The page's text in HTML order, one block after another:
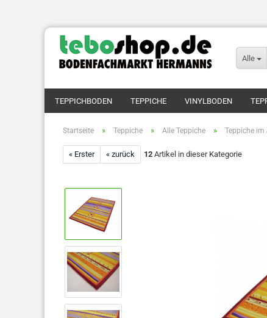
Alle
TEPPICHBODEN TEPPICHE VINYLBODEN
Startseite » Teppiche » Alle Teppiche » Teppiche im
« Erster « zurück 12Artikel in dieser Kategorie